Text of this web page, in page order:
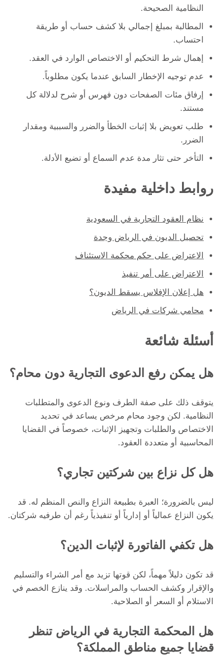
النظامية الصحيحة.
المطالبة بمبلغ إجمالي بلا كشف حساب أو طريقة
احتساب.
إهمال شرط التحكيم أو الاختصاص الوارد في العقد.
عدم توجيه الإخطار السابق عندما يكون مطلوباً.
إرفاق مئات الصفحات دون فهرس أو شرح لدلالة كل
مستند.
طلب تعويض بلا إثبات الخطأ والضرر والسببية ومقدار
الضرر.
التأخر حتى تثار مدة عدم السماع أو تضيع الأدلة.
روابط داخلية مفيدة
نظام العقود التجارية في السعودية
تحصيل الديون في الرياض وجدة
الاعتراض على حكم محكمة الاستئناف
الاعتراض على أمر تنفيذ
هل إعلان الإفلاس يسقط الديون؟
محامي شركات في الرياض
أسئلة شائعة
هل يمكن رفع الدعوى التجارية دون محام؟
يتوقف ذلك على صفة الطرف ونوع الدعوى والمتطلبات
النظامية. لكن وجود محام مرخص يساعد في تحديد
الاختصاص والطلبات وتجهيز الإثبات، خصوصاً في القضايا
المحاسبية أو متعددة العقود.
هل كل نزاع بين شركتين تجاري؟
ليس بالضرورة؛ العبرة بطبيعة النزاع والنص المنظم له. قد
يكون النزاع عمالياً أو إدارياً أو تنفيذياً رغم أن طرفيه شركتان.
هل تكفي الفاتورة لإثبات الدين؟
قد تكون دليلاً مهماً، لكن قوتها تزيد مع أمر الشراء والتسليم
والإقرار وكشف الحساب والمراسلات. وقد ينازع الخصم في
الاستلام أو السعر أو الصلاحية.
هل المحكمة التجارية في الرياض تنظر
قضايا جميع مناطق المملكة؟